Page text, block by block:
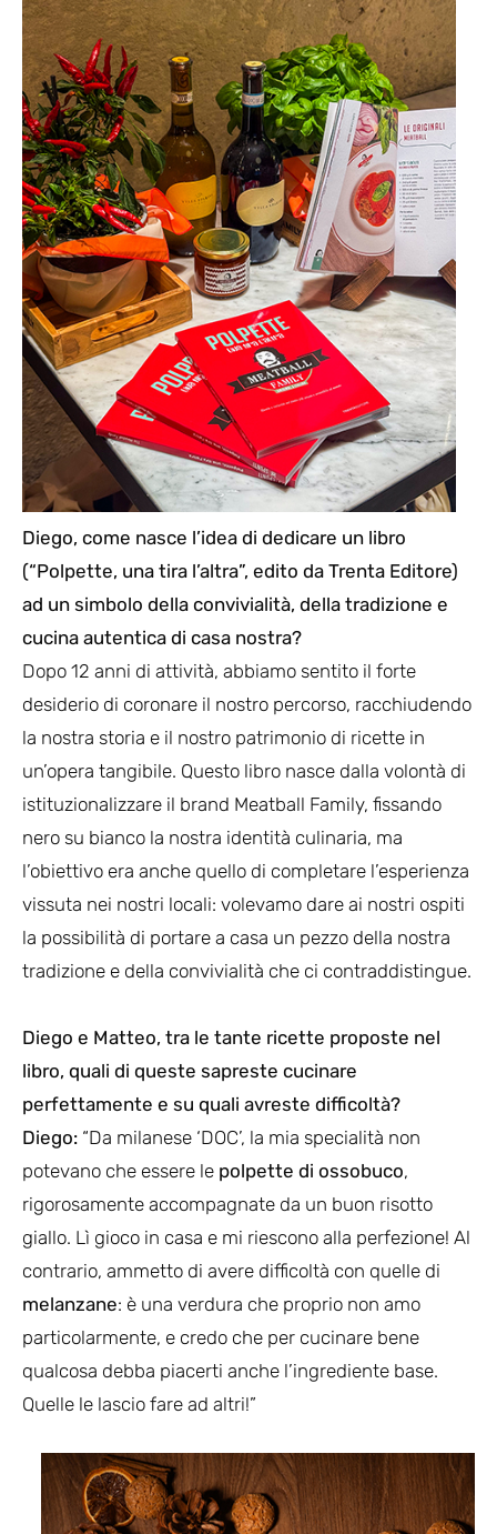
Diego, come nasce l’idea di dedicare un libro
(“Polpette, una tira l’altra”, edito da Trenta Editore)
ad un simbolo della convivialità, della tradizione e
cucina autentica di casa nostra?
Dopo 12 anni di attività, abbiamo sentito il forte
desiderio di coronare il nostro percorso, racchiudendo
la nostra storia e il nostro patrimonio di ricette in
un’opera tangibile. Questo libro nasce dalla volontà di
istituzionalizzare il brand Meatball Family, fissando
nero su bianco la nostra identità culinaria, ma
l’obiettivo era anche quello di completare l’esperienza
vissuta nei nostri locali: volevamo dare ai nostri ospiti
la possibilità di portare a casa un pezzo della nostra
tradizione e della convivialità che ci contraddistingue.
Diego e Matteo, tra le tante ricette proposte nel
libro, quali di queste sapreste cucinare
perfettamente e su quali avreste difficoltà?
Diego: “Da milanese ‘DOC’, la mia specialità non
potevano che essere le polpette di ossobuco,
rigorosamente accompagnate da un buon risotto
giallo. Lì gioco in casa e mi riescono alla perfezione! Al
contrario, ammetto di avere difficoltà con quelle di
melanzane: è una verdura che proprio non amo
particolarmente, e credo che per cucinare bene
qualcosa debba piacerti anche l’ingrediente base.
Quelle le lascio fare ad altri!”